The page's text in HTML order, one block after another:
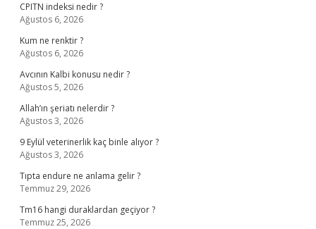
CPITN indeksi nedir ?
Ağustos 6, 2026
Kum ne renktir ?
Ağustos 6, 2026
Avcının Kalbi konusu nedir ?
Ağustos 5, 2026
Allah’ın şeriatı nelerdir ?
Ağustos 3, 2026
9 Eylül veterinerlik kaç binle alıyor ?
Ağustos 3, 2026
Tıpta endure ne anlama gelir ?
Temmuz 29, 2026
Tm16 hangi duraklardan geçiyor ?
Temmuz 25, 2026